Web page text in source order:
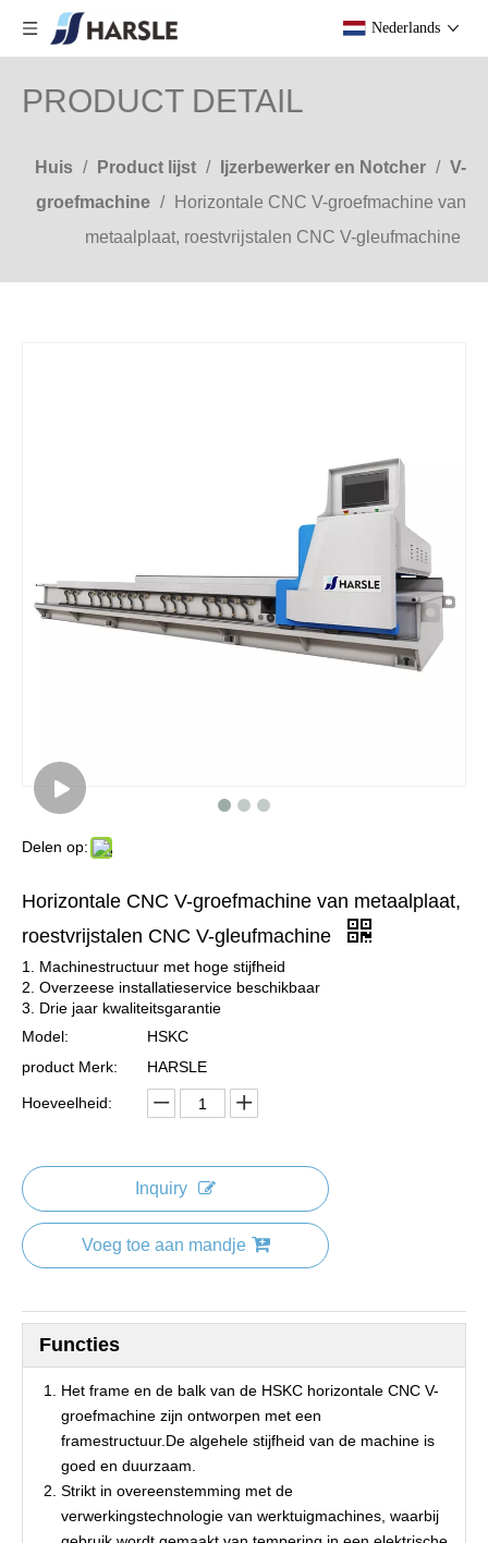
Nederlands
PRODUCT DETAIL
Huis / Product lijst / Ijzerbewerker en Notcher / V-
groefmachine /
Horizontale CNC V-groefmachine van
metaalplaat, roestvrijstalen CNC V-gleufmachine
Delen op:
Horizontale CNC V-groefmachine van metaalplaat,
roestvrijstalen CNC V-gleufmachine
1. Machinestructuur met hoge stijfheid
2. Overzeese installatieservice beschikbaar
3. Drie jaar kwaliteitsgarantie
Model:
HSKC
product Merk:
HARSLE
Hoeveelheid:
Inquiry
Voeg toe aan mandje
Functies
Het frame en de balk van de HSKC horizontale CNC V-
groefmachine zijn ontworpen met een
framestructuur.De algehele stijfheid van de machine is
goed en duurzaam.
Strikt in overeenstemming met de
verwerkingstechnologie van werktuigmachines, waarbij